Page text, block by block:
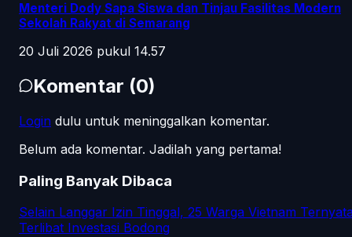
Menteri Dody Sapa Siswa dan Tinjau Fasilitas Modern
Sekolah Rakyat di Semarang
20 Juli 2026 pukul 14.57
Komentar (0)
Login dulu untuk meninggalkan komentar.
Belum ada komentar. Jadilah yang pertama!
Paling Banyak Dibaca
Selain Langgar Izin Tinggal, 25 Warga Vietnam
Terlibat Investasi Bodong